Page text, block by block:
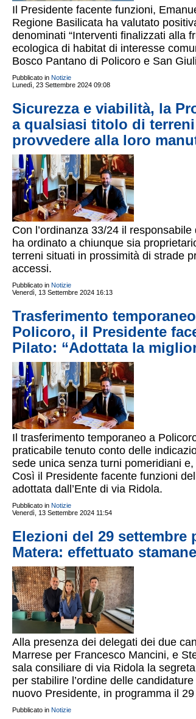
Il Presidente facente funzioni,
Regione Basilicata ha valutato
denominati “Interventi finalizzati alla
ecologica di habitat di interesse
Bosco Pantano di Policoro e San
Pubblicato in Notizie
Lunedì, 23 Settembre 2024 09:08
Sicurezza e viabilità, la
a qualsiasi titolo di
provvedere alla loro
Con l’ordinanza 33/24 il
ha ordinato a chiunque sia
terreni situati in prossimità di strade
accessi.
Pubblicato in Notizie
Venerdì, 13 Settembre 2024 16:13
Trasferimento
Policoro, il Presidente
Pilato: “Adottata la
Il trasferimento temporaneo a
praticabile tenuto conto delle
sede unica senza turni pomeridiani e,
Così il Presidente facente funzioni
adottata dall’Ente di via Ridola.
Pubblicato in Notizie
Venerdì, 13 Settembre 2024 11:54
Elezioni del 29
Matera: effettuato
Alla presenza dei delegati dei due
Marrese per Francesco Mancini, e
sala consiliare di via Ridola la
per stabilire l’ordine delle
nuovo Presidente, in programma il
Pubblicato in Notizie